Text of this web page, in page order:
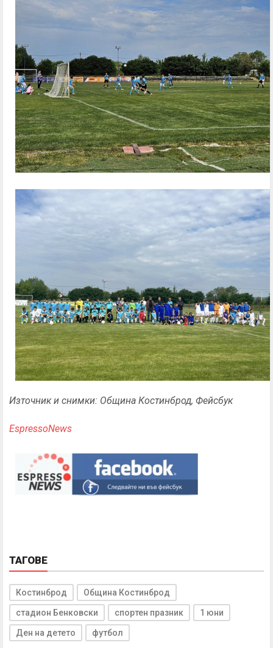
Източник и снимки: Община Костинброд, Фейсбук
EspressoNews
ТАГОВЕ
Костинброд Община Костинброд
стадион Бенковски спортен празник 1 юни
Ден на детето футбол